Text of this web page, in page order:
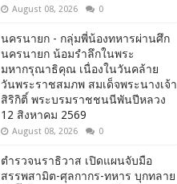
August 08, 2026 0
นครนายก - กลุ่มพี่น้องทหารผ่านศึก
นครนายก น้อมรำลึกในพระ
มหากรุณาธิคุณ เนื่องในวันคล้าย
วันพระราชสมภพ สมเด็จพระนางเจ้า
สิริกิติ์ พระบรมราชชนนีพันปีหลวง
12 สิงหาคม 2569
August 08, 2026 0
ตำรวจนราธิวาส เปิดแผนจับมือ
สรรพสามิต-ศุลกากร-ทหาร บุกทลาย